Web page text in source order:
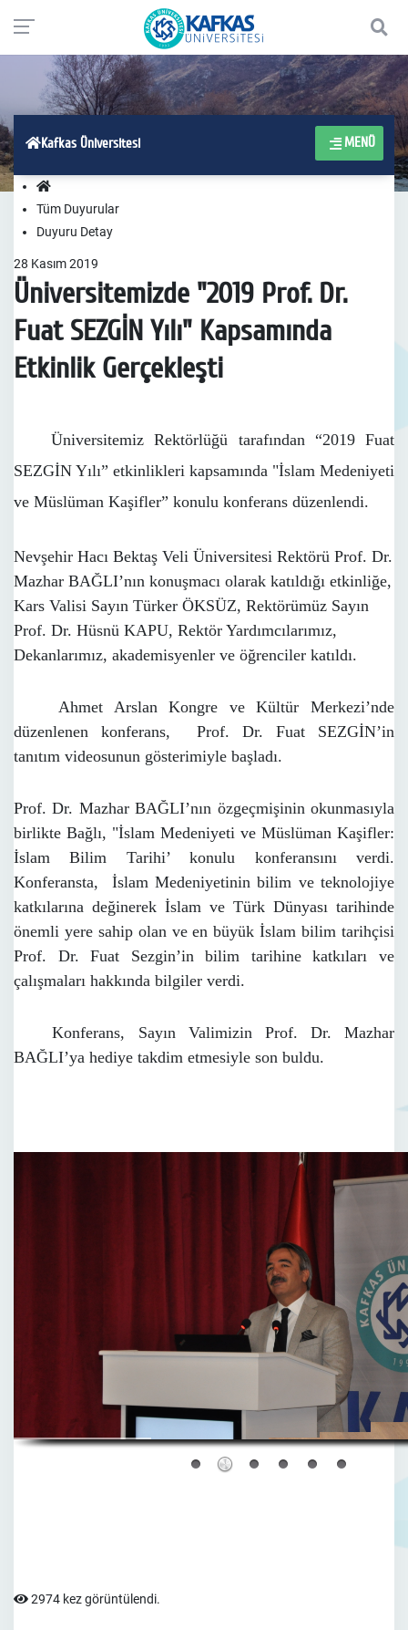
Kafkas Üniversitesi MENÜ
Tüm Duyurular
Duyuru Detay
28 Kasım2019
Üniversitemizde "2019 Prof. Dr.
Fuat SEZGİN Yılı" Kapsamında
Etkinlik Gerçekleşti
Üniversitemiz Rektörlüğü tarafından “2019 Fuat
SEZGİN Yılı” etkinlikleri kapsamında "İslam Medeniyeti
ve Müslüman Kaşifler” konulu konferans düzenlendi.
Nevşehir Hacı Bektaş Veli Üniversitesi Rektörü Prof. Dr.
Mazhar BAĞLI’nın konuşmacı olarak katıldığı etkinliğe,
Kars Valisi Sayın Türker ÖKSÜZ, Rektörümüz Sayın
Prof. Dr. Hüsnü KAPU, Rektör Yardımcılarımız,
Dekanlarımız, akademisyenler ve öğrenciler katıldı.
Ahmet Arslan Kongre ve Kültür Merkezi’nde
düzenlenen konferans, Prof. Dr. Fuat SEZGİN’in
tanıtım videosunun gösterimiyle başladı.
Prof. Dr. Mazhar BAĞLI’nın özgeçmişinin okunmasıyla
birlikte Bağlı, "İslam Medeniyeti ve Müslüman Kaşifler:
İslam Bilim Tarihi’ konulu konferansını verdi.
Konferansta, İslam Medeniyetinin bilim ve teknolojiye
katkılarına değinerek İslam ve Türk Dünyası tarihinde
önemli yere sahip olan ve en büyük İslam bilim tarihçisi
Prof. Dr. Fuat Sezgin’in bilim tarihine katkıları ve
çalışmaları hakkında bilgiler verdi.
Konferans, Sayın Valimizin Prof. Dr. Mazhar
BAĞLI’ya hediye takdim etmesiyle son buldu.
2974 kez görüntülendi.